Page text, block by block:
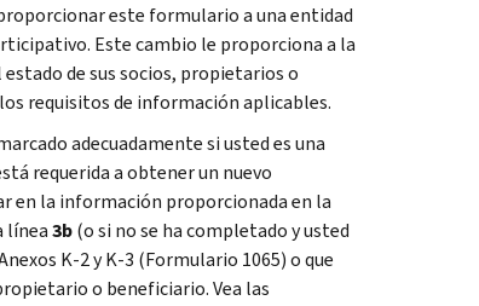
este formulario a una entidad
Este cambio le proporciona a la
de sus socios, propietarios o
requisitos de información aplicables.
adecuadamente si usted es una
requerida a obtener un nuevo
en la información proporcionada en la
línea3b(o si no se ha completado y usted
K-2 y K-3 (Formulario 1065) o que
o beneficiario. Vea las